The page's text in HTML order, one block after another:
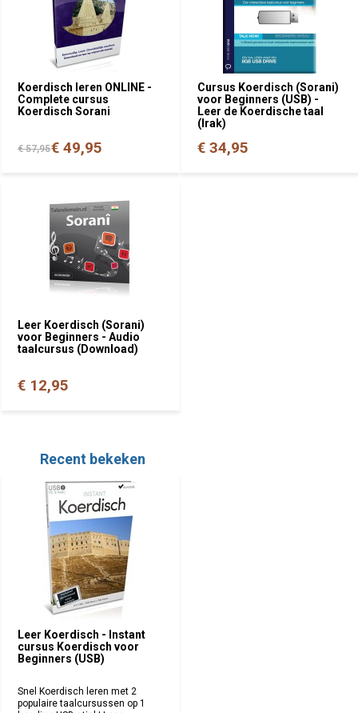
Koerdisch leren ONLINE -
Complete cursus
Koerdisch Sorani
€ 57,95€ 49,95
Cursus Koerdisch (Sorani)
voor Beginners (USB) -
Leer de Koerdische taal
(Irak)
€ 34,95
Leer Koerdisch (Sorani)
voor Beginners - Audio
taalcursus (Download)
€ 12,95
Recent bekeken
Leer Koerdisch - Instant
cursus Koerdisch voor
Beginners (USB)
Snel Koerdisch leren met 2
populaire taalcursussen op 1